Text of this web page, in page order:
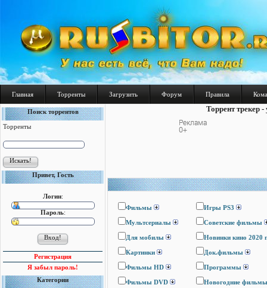
Главная Торренты Загрузить Форум Правила
Поиск торрентов
Торренты
Привет, Гость
Логин:
Пароль:
Регистрация
Я забыл пароль!
Категории
Торрент трекер
Фильмы Игры PS3
Мультсериалы Cоветские фильмы
Для мобилы Новинки кино 2020
Картинки Док.фильмы
Фильмы HD Программы
Фильмы DVD Новогодние фильмы